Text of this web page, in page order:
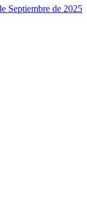
Septiembre de 2025